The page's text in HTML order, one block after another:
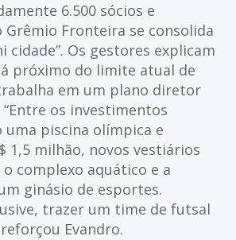
6.500 sócios e
Grêmio Fronteira se consolida
cidade”. Os gestores explicam
próximo do limite atual de
em um plano diretor
“Entre os investimentos
uma piscina olímpica e
1,5 milhão, novos vestiários
complexo aquático e a
ginásio de esportes.
trazer um time de futsal
Evandro.